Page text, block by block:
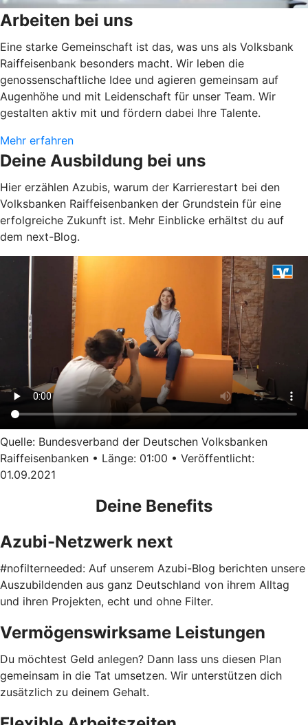
Arbeiten bei uns
Eine starke Gemeinschaft ist das, was uns als Volksbank
Raiffeisenbank besonders macht. Wir leben die
genossenschaftliche Idee und agieren gemeinsam auf
Augenhöhe und mit Leidenschaft für unser Team. Wir
gestalten aktiv mit und fördern dabei Ihre Talente.
Mehr erfahren
Deine Ausbildung bei uns
Hier erzählen Azubis, warum der Karrierestart bei den
Volksbanken Raiffeisenbanken der Grundstein für eine
erfolgreiche Zukunft ist. Mehr Einblicke erhältst du auf
dem next-Blog.
Quelle: Bundesverband der Deutschen Volksbanken
Raiffeisenbanken • Länge: 01:00 • Veröffentlicht:
01.09.2021
Deine Benefits
Azubi-Netzwerk next
#nofilterneeded: Auf unserem Azubi-Blog berichten unsere
Auszubildenden aus ganz Deutschland von ihrem Alltag
und ihren Projekten, echt und ohne Filter.
Vermögenswirksame Leistungen
Du möchtest Geld anlegen? Dann lass uns diesen Plan
gemeinsam in die Tat umsetzen. Wir unterstützen dich
zusätzlich zu deinem Gehalt.